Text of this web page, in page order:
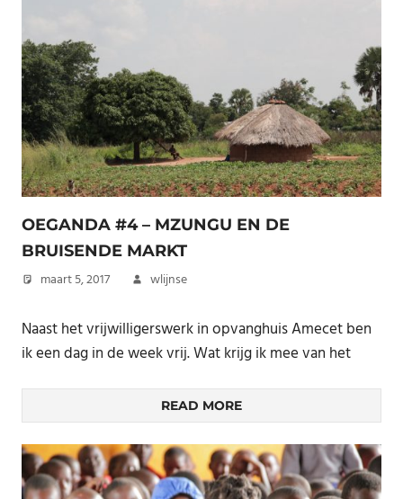
OEGANDA #4 – MZUNGU EN DE
BRUISENDE MARKT
maart 5, 2017 wlijnse
Naast het vrijwilligerswerk in opvanghuis Amecet ben
ik een dag in de week vrij. Wat krijg ik mee van het
READ MORE